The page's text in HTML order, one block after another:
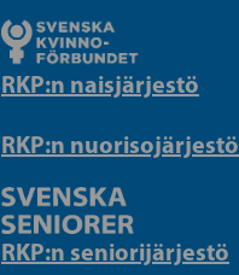
RKP:n naisjärjestö
RKP:n nuorisojärjestö
RKP:n seniorijärjestö